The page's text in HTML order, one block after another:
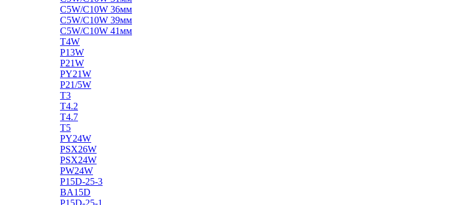
C5W/C10W 36мм
C5W/C10W 39мм
C5W/C10W 41мм
T4W
P13W
P21W
PY21W
P21/5W
T3
T4.2
T4.7
T5
PY24W
PSX26W
PSX24W
PW24W
P15D-25-3
BA15D
P15D-25-1